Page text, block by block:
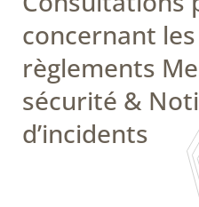
concernant
règlements
sécurité &
d’incidents